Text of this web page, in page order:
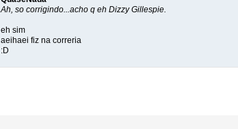
Ah, so corrigindo...acho q eh Dizzy Gillespie.
eh sim
aeihaei fiz na correria
:D